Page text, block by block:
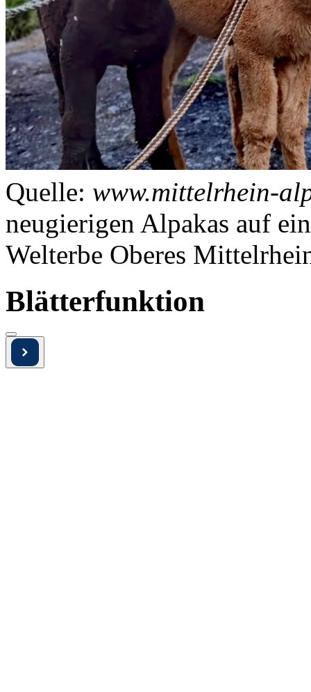
Quelle: www.mittelrhein-
neugierigen Alpakas auf
Welterbe Oberes
Blätterfunktion